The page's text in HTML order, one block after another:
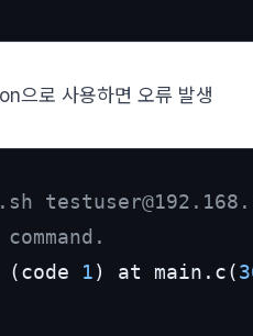
로 사용하면 오류 발생
(code 1) at main.c(